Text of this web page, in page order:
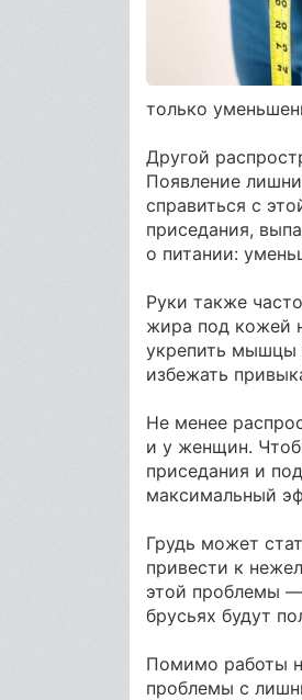
только
Другой
Появление
справиться с
приседания,
о питании:
Руки также
жира под кожей
укрепить мышцы
избежать
Не менее
и у женщин.
приседания и
максимальный
Грудь может
привести к
этой проблемы
брусьях будут
Помимо работы
проблемы с